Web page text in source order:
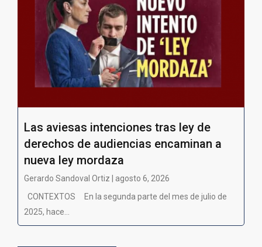
Las aviesas intenciones tras ley de
derechos de audiencias encaminan a
nueva ley mordaza
Gerardo Sandoval Ortiz | agosto 6, 2026
CONTEXTOS En la segunda parte del mes de julio de
2025, hace...